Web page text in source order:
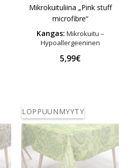
Mikrokuituliina „Pink stuff
microfibre“
Kangas: Mikrokuitu –
Hypoallergeeninen
5,99€
LOPPUUNMYYTY